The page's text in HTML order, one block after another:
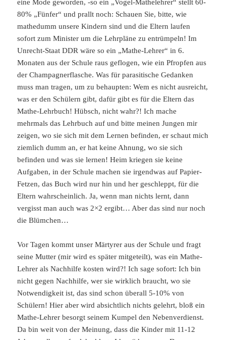
eine Mode geworden, -so ein „Vogel-Mathelehrer“ stellt 60-
80% „Fünfer“ und prallt noch: Schauen Sie, bitte, wie
mathedumm unsere Kindern sind und die Eltern laufen
sofort zum Minister um die Lehrpläne zu entrümpeln! Im
Unrecht-Staat DDR wäre so ein „Mathe-Lehrer“ in 6.
Monaten aus der Schule raus geflogen, wie ein Pfropfen aus
der Champagnerflasche. Was für parasitische Gedanken
muss man tragen, um zu behaupten: Wem es nicht ausreicht,
was er den Schülern gibt, dafür gibt es für die Eltern das
Mathe-Lehrbuch! Hübsch, nicht wahr?! Ich mache
mehrmals das Lehrbuch auf und bitte meinen Jungen mir
zeigen, wo sie sich mit dem Lernen befinden, er schaut mich
ziemlich dumm an, er hat keine Ahnung, wo sie sich
befinden und was sie lernen! Heim kriegen sie keine
Aufgaben, in der Schule machen sie irgendwas auf Papier-
Fetzen, das Buch wird nur hin und her geschleppt, für die
Eltern wahrscheinlich. Ja, wenn man nichts lernt, dann
vergisst man auch was 2×2 ergibt… Aber das sind nur noch
die Blümchen…
Vor Tagen kommt unser Märtyrer aus der Schule und fragt
seine Mutter (mir wird es später mitgeteilt), was ein Mathe-
Lehrer als Nachhilfe kosten wird?! Ich sage sofort: Ich bin
nicht gegen Nachhilfe, wer sie wirklich braucht, wo sie
Notwendigkeit ist, das sind schon überall 5-10% von
Schülern! Hier aber wird absichtlich nichts gelehrt, bloß ein
Mathe-Lehrer besorgt seinem Kumpel den Nebenverdienst.
Da bin weit von der Meinung, dass die Kinder mit 11-12